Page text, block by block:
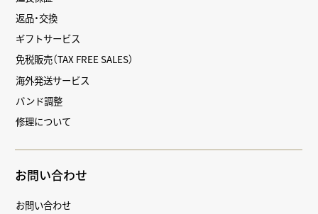
返品・交換
ギフトサービス
免税販売（TAX FREE SALES）
海外発送サービス
バンド調整
修理について
お問い合わせ
お問い合わせ